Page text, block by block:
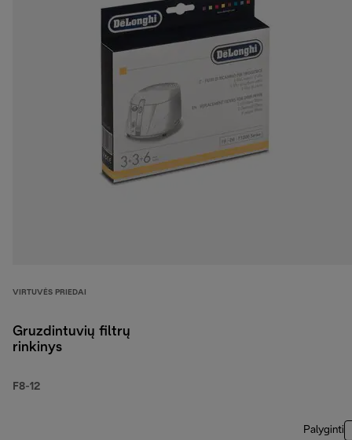
VIRTUVĖS PRIEDAI
Gruzdintuvių filtrų
rinkinys
F8-12
Palyginti